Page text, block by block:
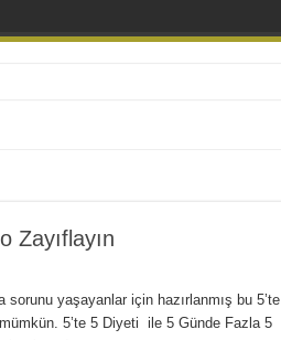
Zayıflayın
yaşayanlar için hazırlanmış bu 5’te
5’te 5 Diyeti ile 5 Günde Fazla 5